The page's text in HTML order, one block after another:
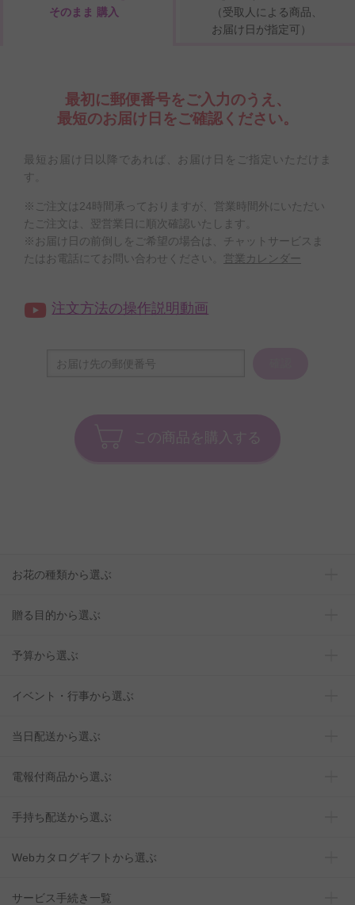
そのまま 購入
（受取人による商品、
お届け日が指定可）
最初に郵便番号をご入力のうえ、
最短のお届け日をご確認ください。
最短お届け日以降であれば、お届け日をご指定いただけま
す。
※ご注文は24時間承っておりますが、営業時間外にいただい
たご注文は、翌営業日に順次確認いたします。
※お届け日の前倒しをご希望の場合は、チャットサービスま
たはお電話にてお問い合わせください。
営業カレンダー
注文方法の操作説明動画
この商品を購入する
お花の種類から選ぶ
贈る目的から選ぶ
予算から選ぶ
イベント・行事から選ぶ
当日配送から選ぶ
電報付商品から選ぶ
手持ち配送から選ぶ
Webカタログギフトから選ぶ
サービス手続き一覧